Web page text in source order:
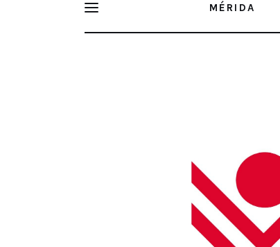
MÉRIDA